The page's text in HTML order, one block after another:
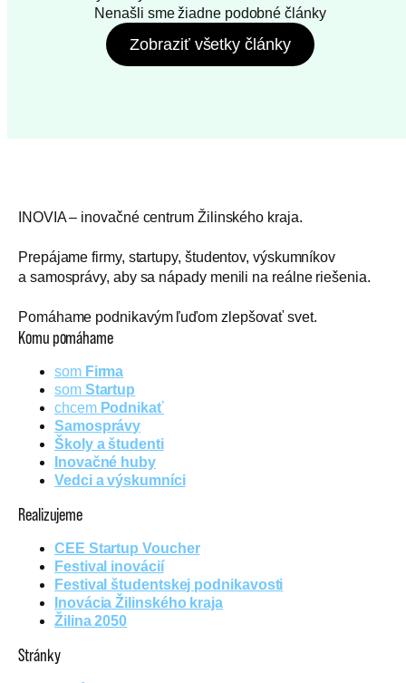
Nenašli sme žiadne podobné články
Zobraziť všetky články
INOVIA – inovačné centrum Žilinského kraja.
Prepájame firmy, startupy, študentov, výskumníkov
a samosprávy, aby sa nápady menili na reálne riešenia.
Pomáhame podnikavým ľuďom zlepšovať svet.
Komu pomáhame
som Firma
som Startup
chcem Podnikať
Samosprávy
Školy a študenti
Inovačné huby
Vedci a výskumníci
Realizujeme
CEE Startup Voucher
Festival inovácií
Festival študentskej podnikavosti
Inovácia Žilinského kraja
Žilina 2050
Stránky